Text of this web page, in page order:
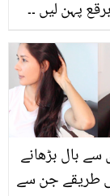
پہن لیں ۔۔
پلاسٹک سرجری
انٹرویو میں
سے بال بڑھانے
طریقے جن سے